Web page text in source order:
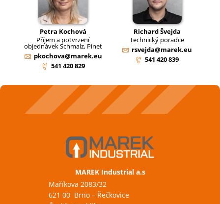
Petra Kochová
Příjem a potvrzení
objednávek Schmalz, Pinet
pkochova@marek.eu
541 420 829
Richard Švejda
Technický poradce
rsvejda@marek.eu
541 420 839
MAREK Industrial a.s
Maříkova 2083/32
621 00 Brno – Řečkovice